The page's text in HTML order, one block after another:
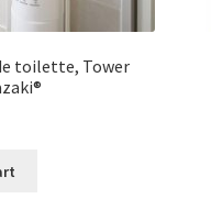
toilette, Tower